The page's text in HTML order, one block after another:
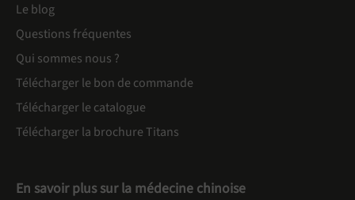
Le blog
Questions fréquentes
Qui sommes nous ?
Télécharger le bon de commande
Télécharger le catalogue
Télécharger la brochure Titans
En savoir plus sur la médecine chinoise